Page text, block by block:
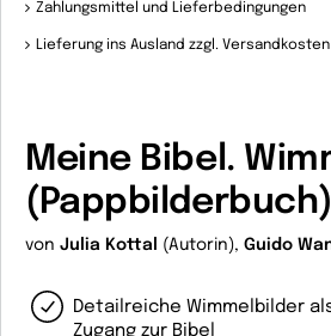
Zahlungsmittel und Lieferbedingungen
Lieferung ins Ausland zzgl. Versandkosten
Meine Bibel.
(Pappbilderbuch)
von Julia Kottal (Autorin), Guido
Detailreiche Wimmelbilder
Zugang zur Bibel